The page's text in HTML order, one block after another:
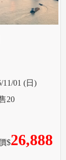
11/01 (日)
$26,888
20